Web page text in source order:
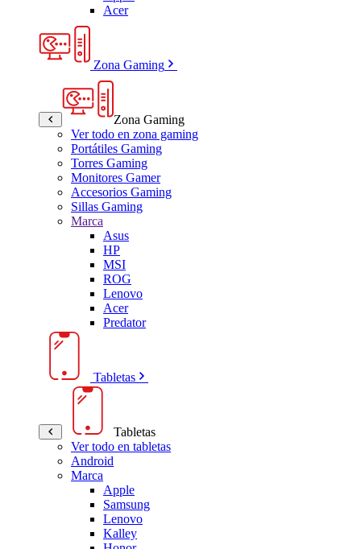
Acer
Zona Gaming
Zona Gaming
Ver todo en zona gaming
Portátiles Gaming
Torres Gaming
Monitores Gamer
Accesorios Gaming
Sillas Gaming
Marca
Asus
HP
MSI
ROG
Lenovo
Acer
Predator
Tabletas
Tabletas
Ver todo en tabletas
Android
Marca
Apple
Samsung
Lenovo
Kalley